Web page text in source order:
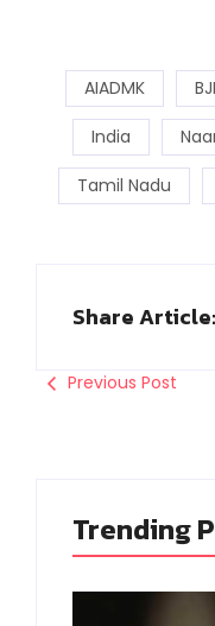
AIADMK
India
Tamil Nadu
Share Article:
Previous Post
Trending